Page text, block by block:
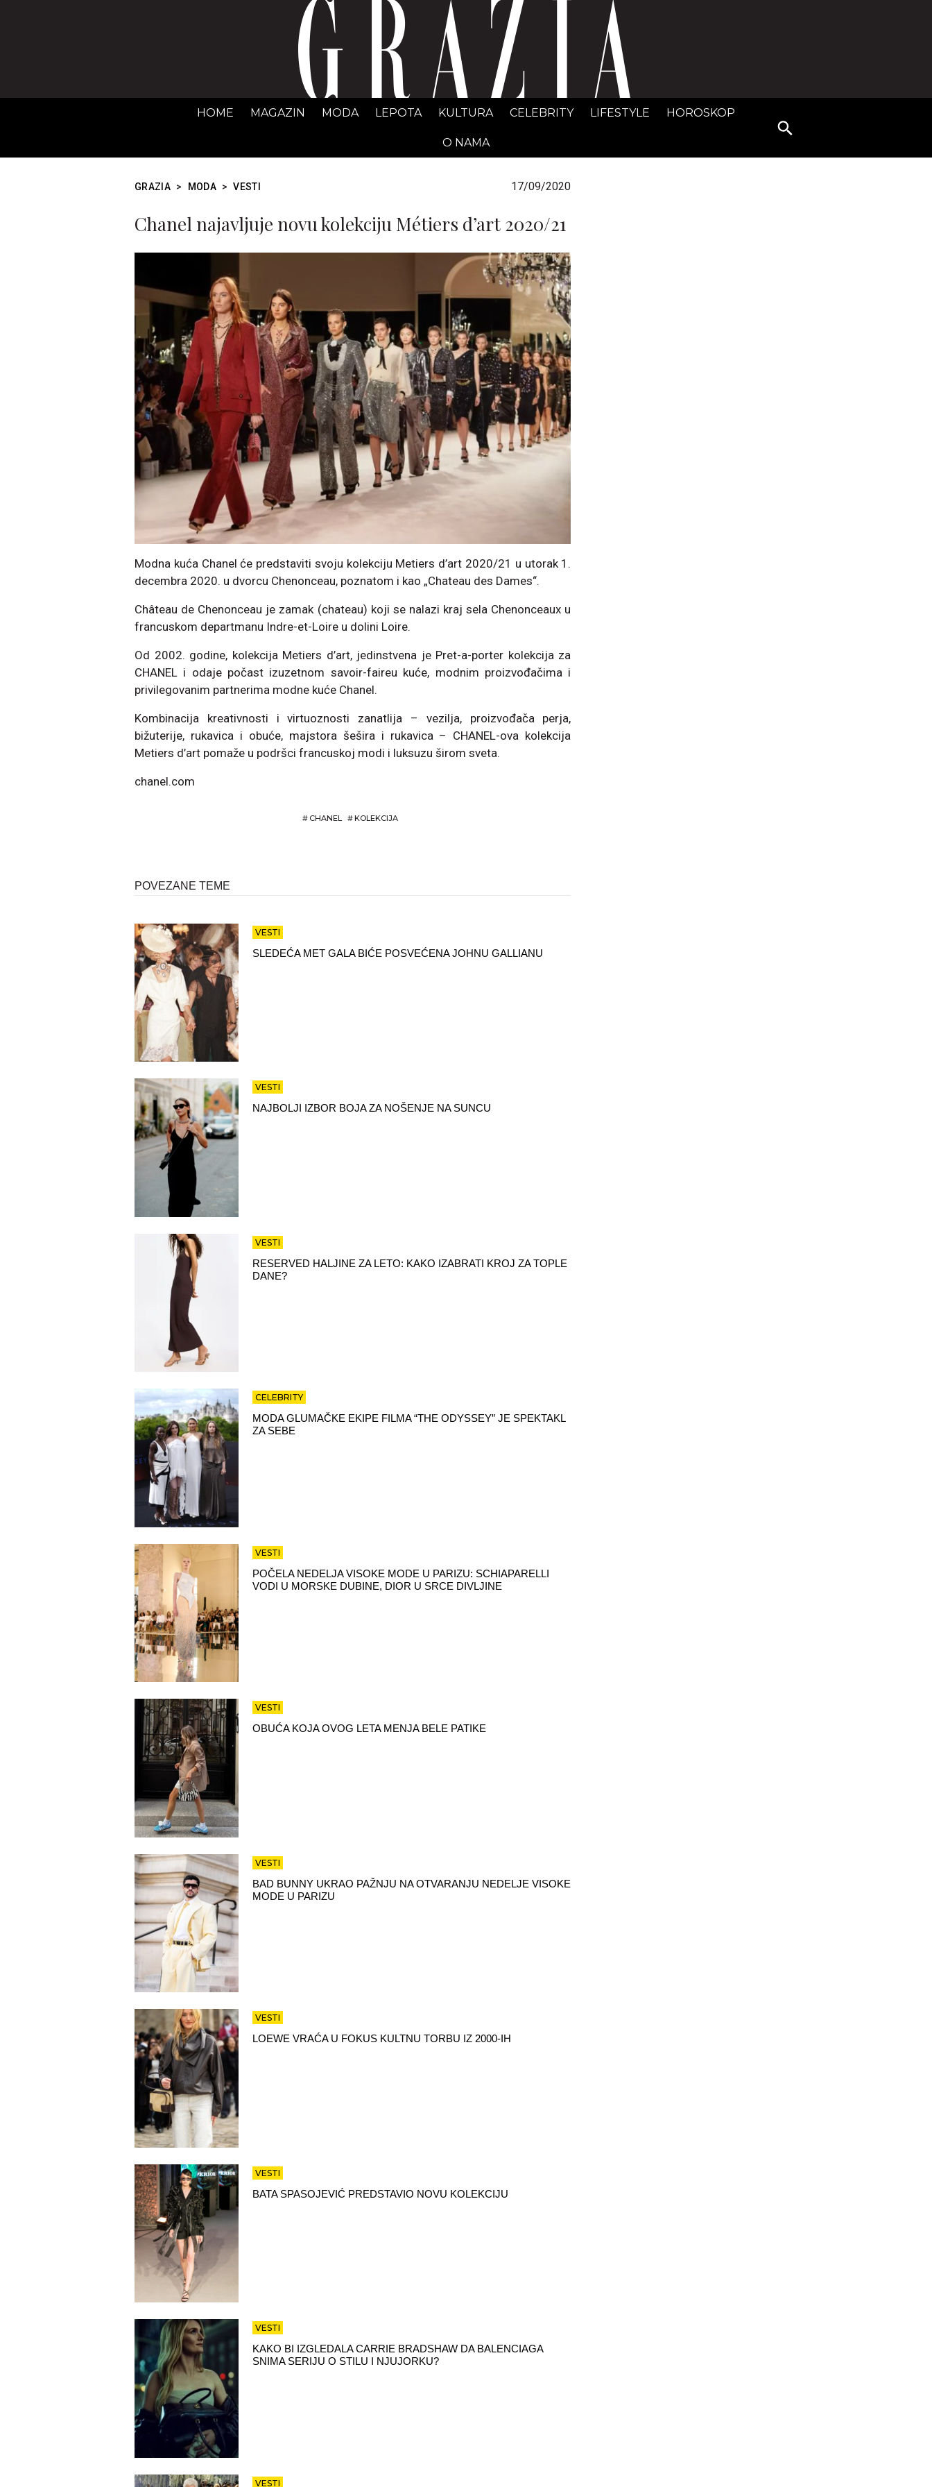
GRAZIA Srbija
HOME MAGAZIN MODA LEPOTA KULTURA CELEBRITY LIFESTYLE HOROSKOP
O NAMA
Search
for:
GRAZIA > MODA > VESTI 17/09/2020
Chanel najavljuje novu kolekciju Métiers d’art 2020/21
Modna kuća Chanel će predstaviti svoju kolekciju Metiers d’art 2020/21 u utorak 1.
decembra 2020. u dvorcu Chenonceau, poznatom i kao „Chateau des Dames“.
Château de Chenonceau je zamak (chateau) koji se nalazi kraj sela Chenonceaux u
francuskom departmanu Indre-et-Loire u dolini Loire.
Od 2002. godine, kolekcija Metiers d’art, jedinstvena je Pret-a-porter kolekcija za
CHANEL i odaje počast izuzetnom savoir-faireu kuće, modnim proizvođačima i
privilegovanim partnerima modne kuće Chanel.
Kombinacija kreativnosti i virtuoznosti zanatlija – vezilja, proizvođača perja,
bižuterije, rukavica i obuće, majstora šešira i rukavica – CHANEL-ova kolekcija
Metiers d’art pomaže u podršci francuskoj modi i luksuzu širom sveta.
chanel.com
# CHANEL #KOLEKCIJA
POVEZANE TEME
VESTI
SLEDEĆA MET GALA BIĆE POSVEĆENA JOHNU GALLIANU
VESTI
NAJBOLJI IZBOR BOJA ZA NOŠENJE NA SUNCU
VESTI
RESERVED HALJINE ZA LETO: KAKO IZABRATI KROJ ZA TOPLE
DANE?
CELEBRITY
MODA GLUMAČKE EKIPE FILMA “THE ODYSSEY” JE SPEKTAKL
ZA SEBE
VESTI
POČELA NEDELJA VISOKE MODE U PARIZU: SCHIAPARELLI
VODI U MORSKE DUBINE, DIOR U SRCE DIVLJINE
VESTI
OBUĆA KOJA OVOG LETA MENJA BELE PATIKE
VESTI
BAD BUNNY UKRAO PAŽNJU NA OTVARANJU NEDELJE VISOKE
MODE U PARIZU
VESTI
LOEWE VRAĆA U FOKUS KULTNU TORBU IZ 2000-IH
VESTI
BATA SPASOJEVIĆ PREDSTAVIO NOVU KOLEKCIJU
VESTI
KAKO BI IZGLEDALA CARRIE BRADSHAW DA BALENCIAGA
SNIMA SERIJU O STILU I NJUJORKU?
VESTI